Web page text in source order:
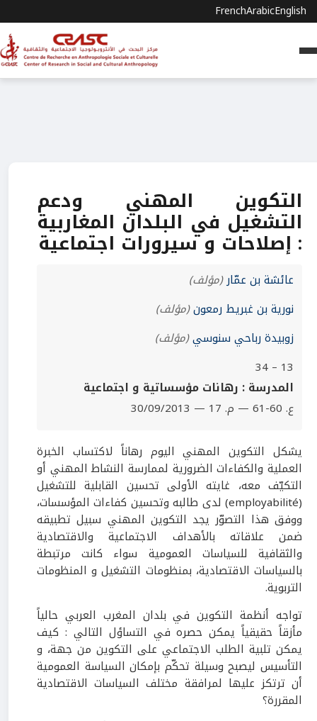
FrenchArabicEnglish
التكوين المهني ودعم
التشغيل في البلدان المغاربية
: إصلاحات و سيرورات اجتماعية
عائشة بن عمّار(مؤلف)
نورية بن غبريط رمعون(مؤلف)
زوبيدة رباحي سنوسي(مؤلف)
13 – 34
المدرسة : رهانات مؤسساتية و اجتماعية
ع. 60-61 — م. 17 — 30/09/2013
يشكل التكوين المهني اليوم رهاناً لاكتساب الخبرة
العملية والكفاءات الضرورية لممارسة النشاط المهني أو
التكيّف معه، غايته الأولى تحسين القابلية للتشغيل
(employabilité) لدى طالبه وتحسين كفاءات المؤسسات،
ووفق هذا التصوّر يجد التكوين المهني سبيل تطبيقه
ضمن علاقاته بالأهداف الاجتماعية والاقتصادية
والثقافية للسياسات العمومية سواء كانت مرتبطة
بالسياسات الاقتصادية، بمنظومات التشغيل و المنظومات
التربوية.
تواجه أنظمة التكوين في بلدان المغرب العربي حالياً
مأزقاً حقيقياً يمكن حصره في التساؤل التالي : كيف
يمكن تلبية الطلب الاجتماعي على التكوين من جهة، و
التأسيس ليصبح وسيلة تحكّم بإمكان السياسة العمومية
أن ترتكز عليها لمرافقة مختلف السياسات الاقتصادية
المقررة؟